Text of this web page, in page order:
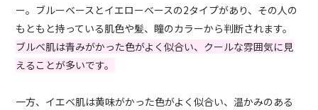
ー。ブルーベースとイエローベースの2タイプがあり、その人の
もともと持っている肌色や髪、瞳のカラーから判断されます。
ブルベ肌は青みがかった色がよく似合い、クールな雰囲気に見
えることが多いです。
一方、イエベ肌は黄味がかった色がよく似合い、温かみのある